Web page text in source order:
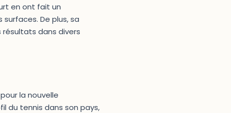
en ont fait un
De plus, sa
dans divers
la nouvelle
du tennis dans son pays,